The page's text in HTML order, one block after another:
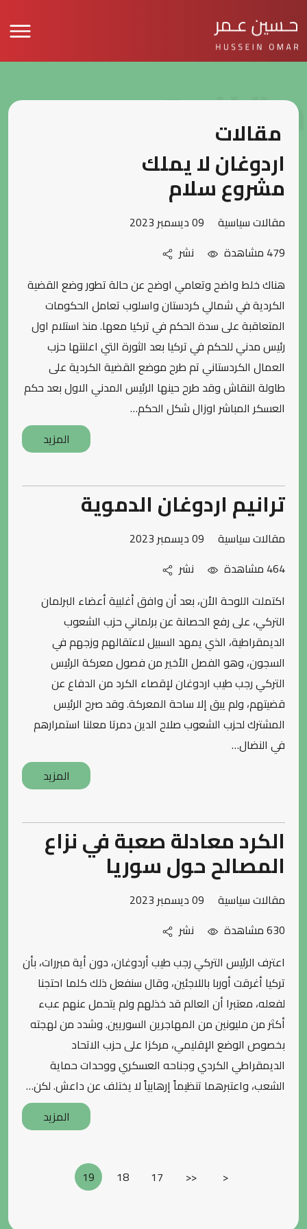
مقالات
مقالات
اردوغان لا يملك
مشروع سلام
مقالات سياسية
09 ديسمبر 2023
479 مشاهدة
نشر
هناك خلط واضح وتعامي اوضح عن حالة تطور وضع القضية
الكردية في شمالي كردستان واسلوب تعامل الحكومات
المتعاقبة على سدة الحكم في تركيا معها. منذ استلام اول
رئيس مدني للحكم في تركيا بعد الثورة التي اعلنتها حزب
العمال الكردستاني تم طرح موضع القضية الكردية على
طاولة النقاش وقد طرح حينها الرئيس المدني الاول بعد حكم
العسكر المباشر اوزال شكل الحكم…
المزيد
ترانيم اردوغان الدموية
مقالات سياسية
09 ديسمبر 2023
464 مشاهدة
نشر
اكتملت اللوحة الأن، بعد أن وافق أغلبية أعضاء البرلمان
التركي، على رفع الحصانة عن برلماني حزب الشعوب
الديمقراطية، الذي يمهد السبيل لاعتقالهم وزجهم في
السجون، وهو الفصل الأخير من فصول معركة الرئيس
التركي رجب طيب اردوغان لإقصاء الكرد من الدفاع عن
قضيتهم، ولم يبق إلا ساحة المعركة. وقد صرح الرئيس
المشترك لحزب الشعوب صلاح الدين دمرتا معلنا استمرارهم
في النضال…
المزيد
الكرد معادلة صعبة في نزاع
المصالح حول سوريا
مقالات سياسية
09 ديسمبر 2023
630 مشاهدة
نشر
اعترف الرئيس التركي رجب طيب أردوغان، دون أية مبررات، بأن
تركيا أغرقت أوربا باللاجئين، وقال سنفعل ذلك كلما احتجنا
لفعله، معتبرا أن العالم قد خذلهم ولم يتحمل عنهم عبء
أكثر من مليونين من المهاجرين السوريين. وشدد من لهجته
بخصوص الوضع الإقليمي، مركزا على حزب الاتحاد
الديمقراطي الكردي وجناحه العسكري ووحدات حماية
الشعب، واعتبرهما تنظيماً إرهابياً لا يختلف عن داعش. لكن…
المزيد
<
<<
17
18
19